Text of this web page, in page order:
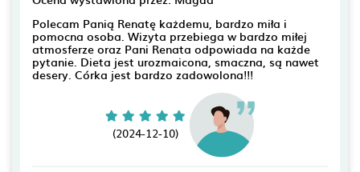
Polecam Panią Renatę każdemu, bardzo miła i
pomocna osoba. Wizyta przebiega w bardzo miłej
atmosferze oraz Pani Renata odpowiada na każde
pytanie. Dieta jest urozmaicona, smaczna, są nawet
desery. Córka jest bardzo zadowolona!!!
(2024-12-10)